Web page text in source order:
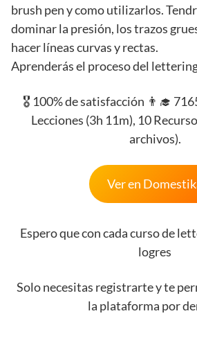
brush pen y como utilizarlos.
dominar la presión, los trazos
hacer líneas curvas y rectas.
Aprenderás el proceso del
🎖️ 100% de satisfacción 👨‍🎓
Lecciones (3h 11m), 10
archivos).
Ver en
Espero que con cada curso de
logres
Solo necesitas registrarte y te
la plataforma por